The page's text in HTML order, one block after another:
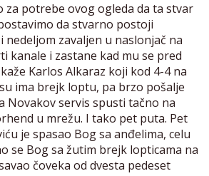
za potrebe ovog ogleda da ta stvar
da stvarno postoji
nedeljom zavaljen u naslonjač na
kanale i zastane kad mu se pred
Karlos Alkaraz koji kod 4-4 na
ima brejk loptu, pa brzo pošalje
Novakov servis spusti tačno na
u mrežu. I tako pet puta. Pet
je spasao Bog sa anđelima, celu
se Bog sa žutim brejk lopticama na
čoveka od dvesta pedeset